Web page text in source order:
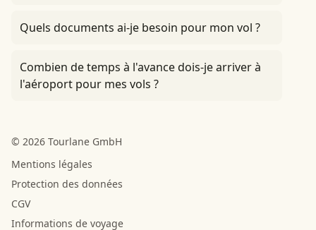
Quels documents ai-je besoin pour mon vol ?
Combien de temps à l'avance dois-je arriver à
l'aéroport pour mes vols ?
© 2026 Tourlane GmbH
Mentions légales
Protection des données
CGV
Informations de voyage